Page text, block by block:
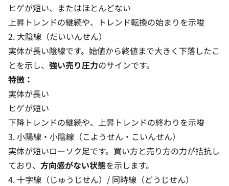
ヒゲが短い、またはほとんどない
上昇トレンドの継続や、トレンド転換の始まりを示唆
2. 大陰線（だいいんせん）
実体が長い陰線です。始値から終値まで大きく下落したこ
とを示し、 強い売り圧力のサインです。
特徴：
実体が長い
ヒゲが短い
下降トレンドの継続や、上昇トレンドの終わりを示唆
3. 小陽線・小陰線（こようせん・こいんせん）
実体が短いローソク足です。買い方と売り方の力が拮抗し
ており、 方向感がない状態を示します。
4. 十字線（じゅうじせん）/ 同時線（どうじせん）